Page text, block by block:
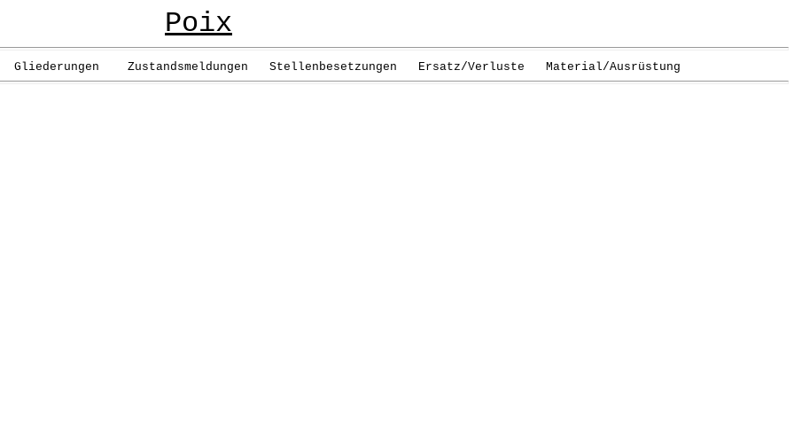
Poix
Zustandsmeldungen Stellenbesetzungen Ersatz/Verluste Material/Ausrüstung